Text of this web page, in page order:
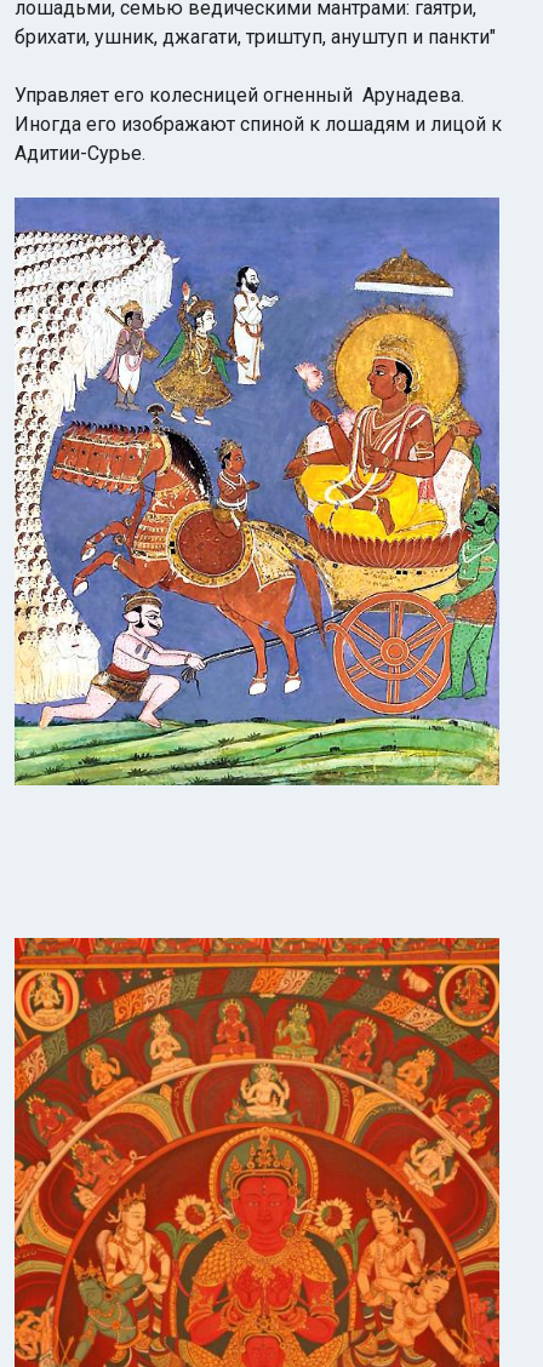
лошадьми, семью ведическими мантрами: гаятри,
брихати, ушник, джагати, триштуп, ануштуп и панкти"
Управляет его колесницей огненный Арунадева.
Иногда его изображают спиной к лошадям и лицой к
Адитии-Сурье.